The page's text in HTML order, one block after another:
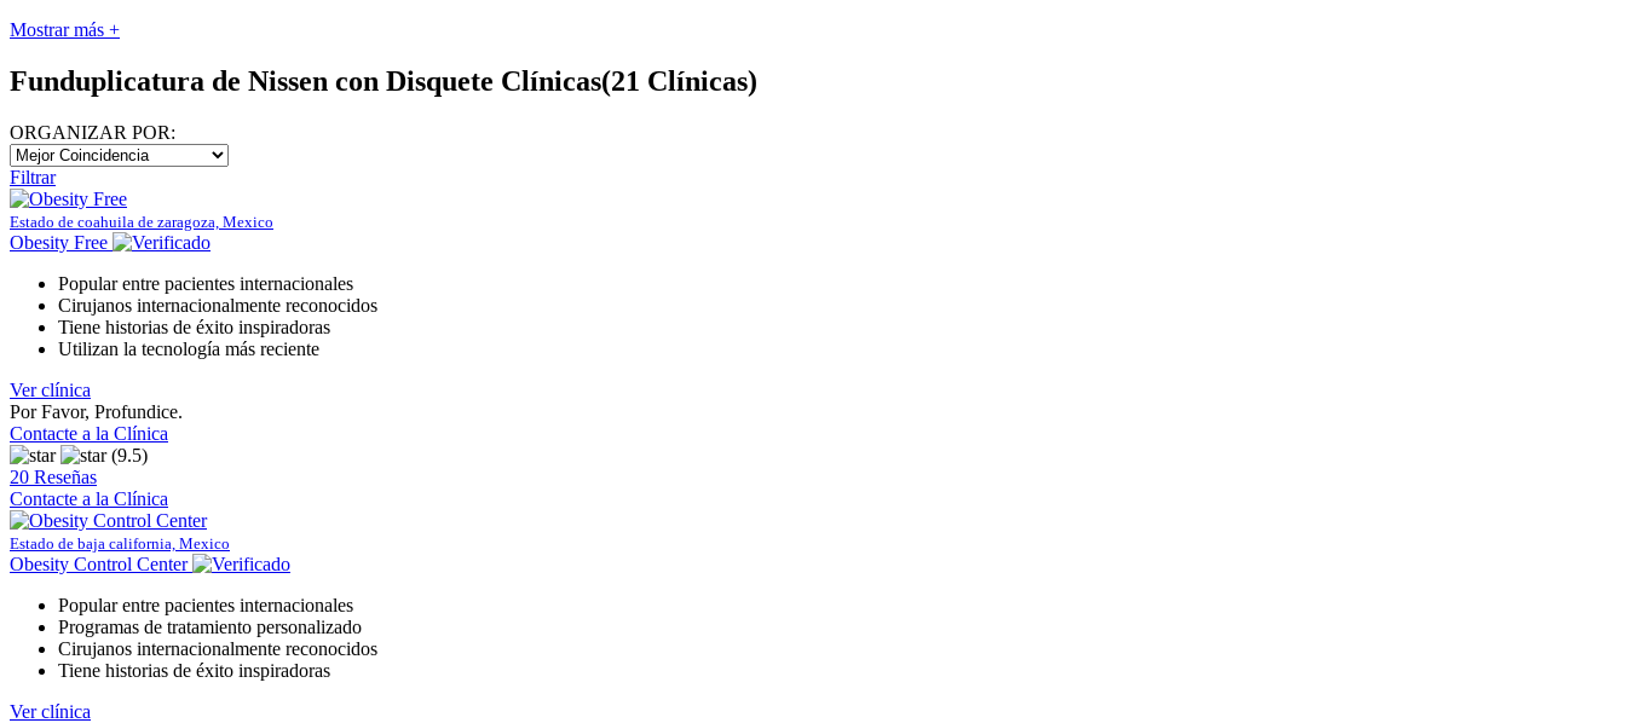
Mostrar más +
Funduplicatura de Nissen con Disquete Clínicas(21 Clínicas)
ORGANIZAR POR:
Filtrar
Estado de coahuila de zaragoza, Mexico
Obesity Free
Popular entre pacientes internacionales
Cirujanos internacionalmente reconocidos
Tiene historias de éxito inspiradoras
Utilizan la tecnología más reciente
Ver clínica
Por Favor, Profundice.
Contacte a la Clínica
(9.5)
20 Reseñas
Contacte a la Clínica
Estado de baja california, Mexico
Obesity Control Center
Popular entre pacientes internacionales
Programas de tratamiento personalizado
Cirujanos internacionalmente reconocidos
Tiene historias de éxito inspiradoras
Ver clínica